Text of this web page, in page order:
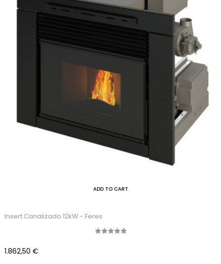
ADD TO CART
Insert Canalizado 12kW - Feres
Precio
1.862,50 €